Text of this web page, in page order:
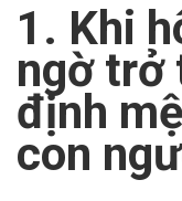
1. Khi
ngờ trở
định
con